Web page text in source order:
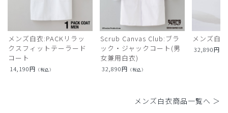
メンズ白衣:PACKリラッ
クスフィットテーラード
コート
14,190円 （税込）
Scrub Canvas Club:ブラ
ック・ジャックコート(男
女兼用白衣)
32,890円 （税込）
メンズ白
32,890円
メンズ白衣商品一覧へ ＞